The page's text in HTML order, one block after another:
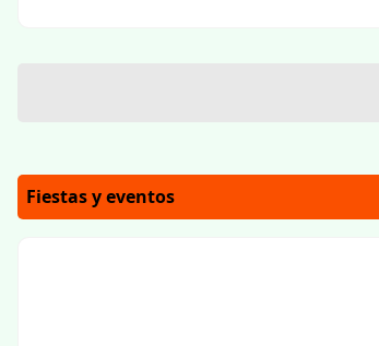
Fiestas y eventos